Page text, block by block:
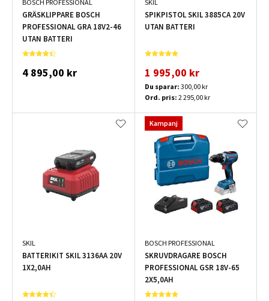
BOSCH PROFESSIONAL
GRÄSKLIPPARE BOSCH
PROFESSIONAL GRA 18V2-46
UTAN BATTERI
4 895,00 kr
SKIL
SPIKPISTOL SKIL 3885CA 20V
UTAN BATTERI
1 995,00 kr
Du sparar: 300,00 kr
Ord. pris: 2 295,00 kr
SKIL
BATTERIKIT SKIL 3136AA 20V
1X2,0AH
Kampanj
BOSCH PROFESSIONAL
SKRUVDRAGARE BOSCH
PROFESSIONAL GSR 18V-65
2X5,0AH